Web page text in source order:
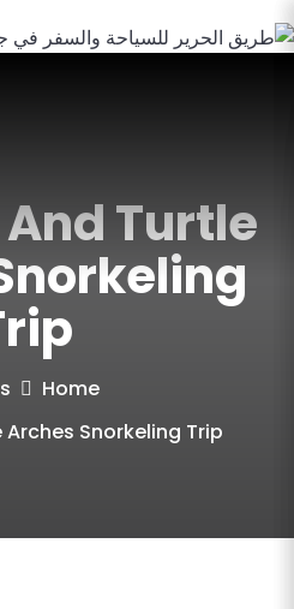
Turtle
Home
Snorkeling Trip